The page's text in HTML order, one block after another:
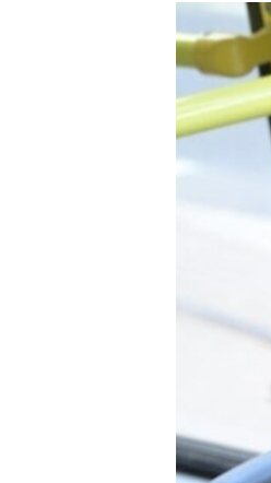
ПОДПИШИТЕСЬ НА РАССЫЛКУ